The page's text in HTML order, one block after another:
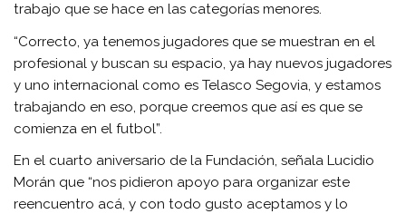
trabajo que se hace en las categorías menores.
“Correcto, ya tenemos jugadores que se muestran en el
profesional y buscan su espacio, ya hay nuevos jugadores
y uno internacional como es Telasco Segovia, y estamos
trabajando en eso, porque creemos que así es que se
comienza en el futbol”.
En el cuarto aniversario de la Fundación, señala Lucidio
Morán que “nos pidieron apoyo para organizar este
reencuentro acá, y con todo gusto aceptamos y lo